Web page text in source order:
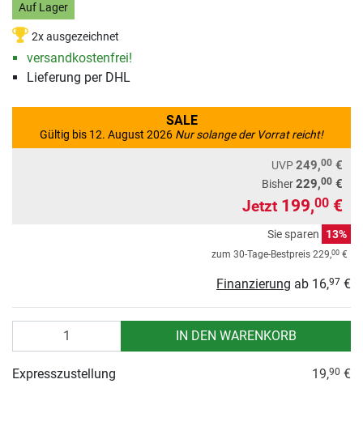
Auf Lager
2x ausgezeichnet
versandkostenfrei!
Lieferung per DHL
SALE
Gültig bis 12. August 2026 Nur solange der Vorrat reicht!
UVP249,00 €
Bisher229,00 €
Jetzt 199,00 €
Sie sparen 13%
zum 30-Tage-Bestpreis 229,00 €
Finanzierung ab 16,97 €
IN DEN WARENKORB
Expresszustellung 19,90 €